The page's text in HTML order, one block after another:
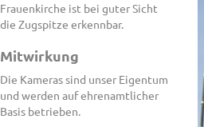
Frauenkirche ist bei guter Sicht
die Zugspitze erkennbar.
Mitwirkung
Die Kameras sind unser Eigentum
und werden auf ehrenamtlicher
Basis betrieben.